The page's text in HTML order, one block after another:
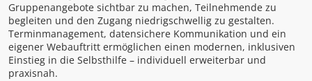
Gruppenangebote sichtbar zu machen, Teilnehmende zu
begleiten und den Zugang niedrigschwellig zu gestalten.
Terminmanagement, datensichere Kommunikation und ein
eigener Webauftritt ermöglichen einen modernen, inklusiven
Einstieg in die Selbsthilfe – individuell erweiterbar und
praxisnah.